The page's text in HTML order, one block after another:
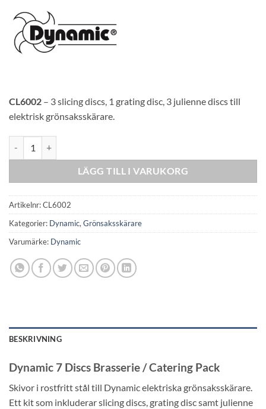
CL6002 – 3 slicing discs, 1 grating disc, 3 julienne discs till
elektrisk grönsaksskärare.
LÄGG TILL I VARUKORG
Artikelnr:CL6002
Kategorier: Dynamic, Grönsaksskärare
Varumärke: Dynamic
BESKRIVNING
Dynamic 7 Discs Brasserie / Catering Pack
Skivor i rostfritt stål till Dynamic elektriska grönsaksskärare.
Ett kit som inkluderar slicing discs, grating disc samt julienne